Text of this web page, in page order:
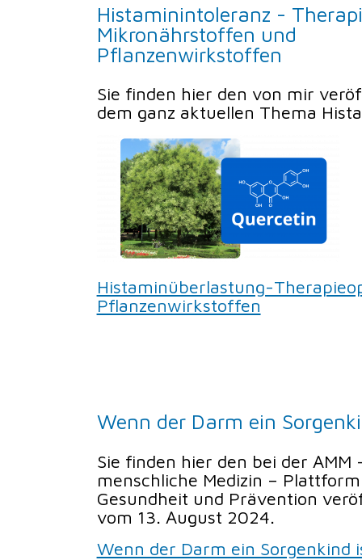
Histaminintoleranz -
Mikronährstoffen und
Pflanzenwirkstoffen
Sie finden hier den von mir
dem ganz aktuellen Thema
Histaminüberlastung-
Pflanzenwirkstoffen
Wenn der Darm ein
Sie finden hier den bei der AMM
menschliche Medizin –
Gesundheit und Prävention
vom 13. August 2024.
Wenn der Darm ein Sorgenkind